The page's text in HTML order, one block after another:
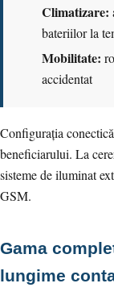
Climatizare:
bateriilor la
Mobilitate:
accidentat
Configurația
beneficiarului. La
sisteme de iluminat
GSM.
Gama
lungime